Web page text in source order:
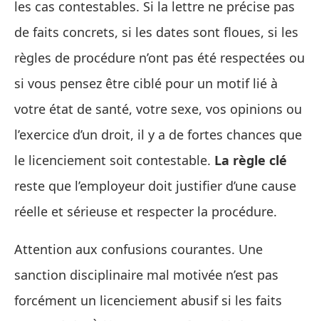
les cas contestables. Si la lettre ne précise pas
de faits concrets, si les dates sont floues, si les
règles de procédure n’ont pas été respectées ou
si vous pensez être ciblé pour un motif lié à
votre état de santé, votre sexe, vos opinions ou
l’exercice d’un droit, il y a de fortes chances que
le licenciement soit contestable. La règle clé
reste que l’employeur doit justifier d’une cause
réelle et sérieuse et respecter la procédure.
Attention aux confusions courantes. Une
sanction disciplinaire mal motivée n’est pas
forcément un licenciement abusif si les faits